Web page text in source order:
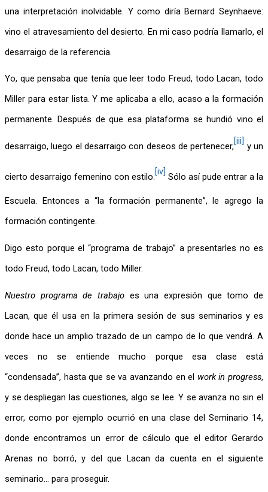
una interpretación inolvidable. Y como diría Bernard Seynhaeve:
vino el atravesamiento del desierto. En mi caso podría llamarlo, el
desarraigo de la referencia.
Yo, que pensaba que tenía que leer todo Freud, todo Lacan, todo
Miller para estar lista. Y me aplicaba a ello, acaso a la formación
permanente. Después de que esa plataforma se hundió vino el
desarraigo, luego el desarraigo con deseos de pertenecer,[iii] y un
cierto desarraigo femenino con estilo.[iv] Sólo así pude entrar a la
Escuela. Entonces a “la formación permanente”, le agrego la
formación contingente.
Digo esto porque el “programa de trabajo” a presentarles no es
todo Freud, todo Lacan, todo Miller.
Nuestro programa de trabajo es una expresión que tomo de
Lacan, que él usa en la primera sesión de sus seminarios y es
donde hace un amplio trazado de un campo de lo que vendrá. A
veces no se entiende mucho porque esa clase está
“condensada”, hasta que se va avanzando en el work in progress,
y se despliegan las cuestiones, algo se lee. Y se avanza no sin el
error, como por ejemplo ocurrió en una clase del Seminario 14,
donde encontramos un error de cálculo que el editor Gerardo
Arenas no borró, y del que Lacan da cuenta en el siguiente
seminario… para proseguir.